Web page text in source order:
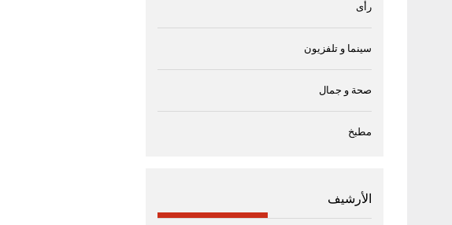
رأى
سينما و تلفزيون
صحة و جمال
مطبخ
الأرشيف